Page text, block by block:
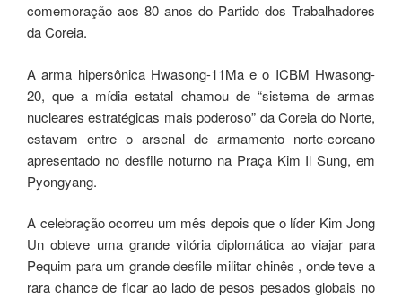
comemoração aos 80 anos do Partido dos Trabalhadores
da Coreia.
A arma hipersônica Hwasong-11Ma e o ICBM Hwasong-
20, que a mídia estatal chamou de “sistema de armas
nucleares estratégicas mais poderoso” da Coreia do Norte,
estavam entre o arsenal de armamento norte-coreano
apresentado no desfile noturno na Praça Kim Il Sung, em
Pyongyang.
A celebração ocorreu um mês depois que o líder Kim Jong
Un obteve uma grande vitória diplomática ao viajar para
Pequim para um grande desfile militar chinês , onde teve a
rara chance de ficar ao lado de pesos pesados ​​globais no